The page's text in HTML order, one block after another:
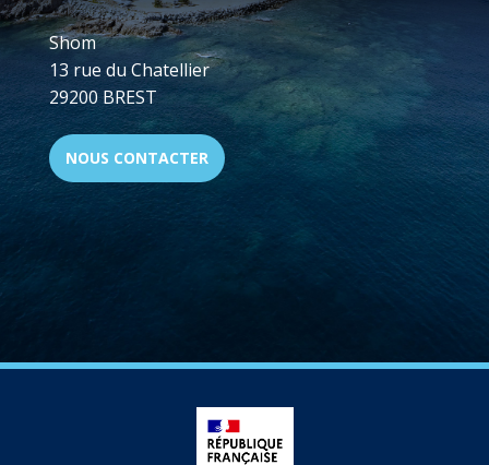
Shom
13 rue du Chatellier
29200 BREST
NOUS CONTACTER